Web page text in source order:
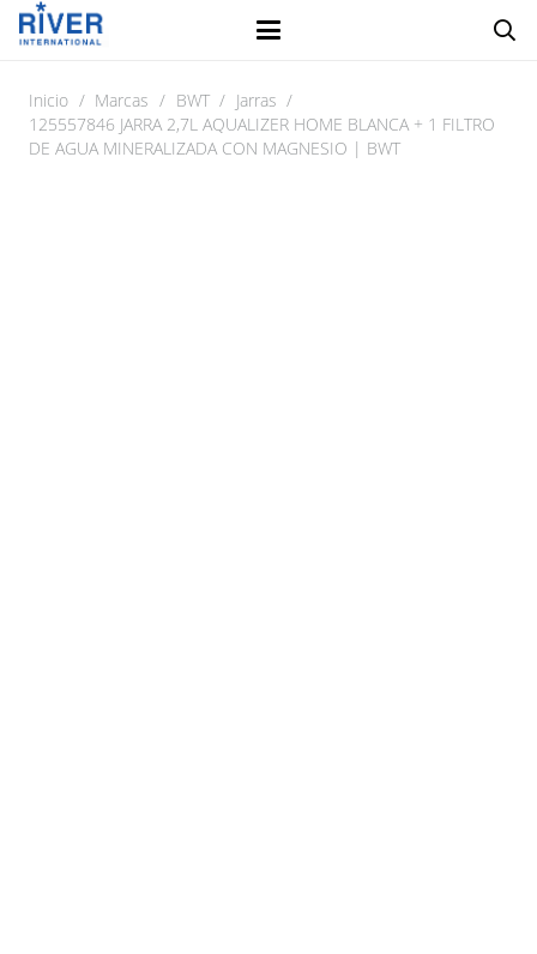
Inicio / Marcas / BWT / Jarras /
125557846 JARRA 2,7L AQUALIZER HOME BLANCA + 1 FILTRO
DE AGUA MINERALIZADA CON MAGNESIO | BWT